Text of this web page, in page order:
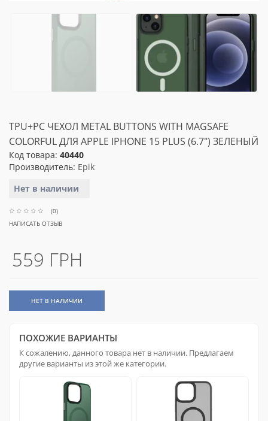
TPU+PC ЧЕХОЛ METAL BUTTONS WITH MAGSAFE
COLORFUL ДЛЯ APPLE IPHONE 15 PLUS (6.7") ЗЕЛЕНЫЙ
Код товара: 40440
Производитель: Epik
Нет в наличии
(0)
НАПИСАТЬ ОТЗЫВ
559 ГРН
НЕТ В НАЛИЧИИ
ПОХОЖИЕ ВАРИАНТЫ
К сожалению, данного товара нет в наличии. Предлагаем
другие варианты из этой же категории.